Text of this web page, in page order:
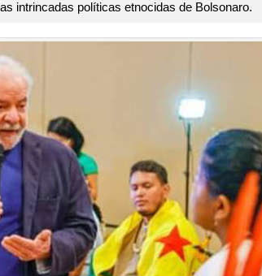
intrincadas políticas etnocidas de Bolsonaro.